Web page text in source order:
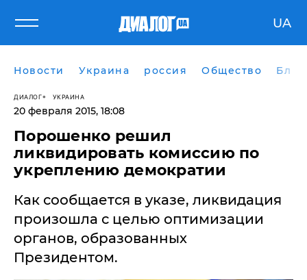
UA
Новости Украина россия Общество
ДИАЛОГ УКРАИНА
20 февраля 2015, 18:08
Порошенко решил
ликвидировать комиссию по
укреплению демократии
Как сообщается в указе, ликвидация
произошла с целью оптимизации
органов, образованных
Президентом.